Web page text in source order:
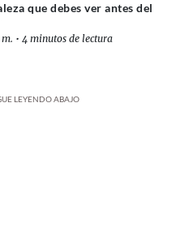
que debes ver antes del
• 4 minutos de lectura
LEYENDO ABAJO